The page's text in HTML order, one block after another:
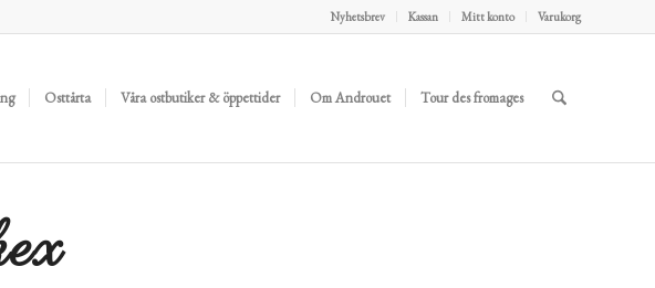
Nyhetsbrev Kassan Mitt konto Varukorg
Osttårta Våra ostbutiker & öppettider Om Androuet Tour des fromages